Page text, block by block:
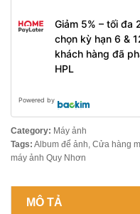
Giảm 5% – tối đa
chọn kỳ hạn 6 &
khách hàng đã
HPL
Powered by
Category: Máy ảnh
Tags: Album để ảnh, Cửa hàng
máy ảnh Quy Nhơn
MÔ TẢ